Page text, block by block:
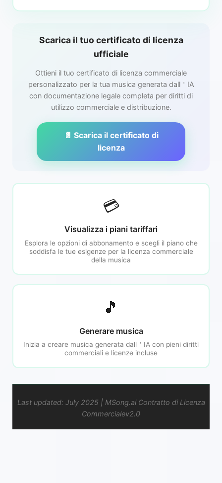
Scarica il tuo certificato di licenza
ufficiale
Ottieni il tuo certificato di licenza commerciale
personalizzato per la tua musica generata dall＇IA
con documentazione legale completa per diritti di
utilizzo commerciale e distribuzione.
📄 Scarica il certificato di
licenza
💳
Visualizza i piani tariffari
Esplora le opzioni di abbonamento e scegli il piano che
soddisfa le tue esigenze per la licenza commerciale
della musica
🎵
Generare musica
Inizia a creare musica generata dall＇IA con pieni diritti
commerciali e licenze incluse
Last updated: July 2025 | MSong.ai Contratto di Licenza
Commercialev2.0